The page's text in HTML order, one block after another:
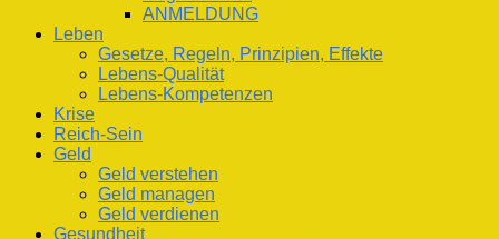
ANMELDUNG
Leben
Gesetze, Regeln, Prinzipien, Effekte
Lebens-Qualität
Lebens-Kompetenzen
Krise
Reich-Sein
Geld
Geld verstehen
Geld managen
Geld verdienen
Gesundheit